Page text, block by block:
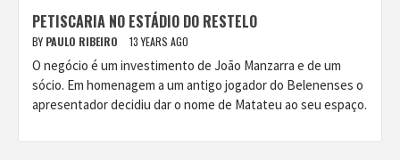
PETISCARIA NO ESTÁDIO DO RESTELO
BY PAULO RIBEIRO 13 YEARS AGO
O negócio é um investimento de João Manzarra e de um
sócio. Em homenagem a um antigo jogador do Belenenses o
apresentador decidiu dar o nome de Matateu ao seu espaço.